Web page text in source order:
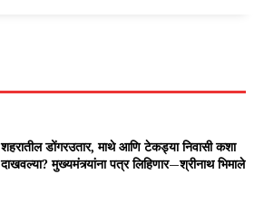
शहरातील डोंगरउतार, माथे आणि टेकड्या निवासी कशा
दाखवल्या? मुख्यमंत्र्यांना पत्र लिहिणार—श्रीनाथ भिमाले